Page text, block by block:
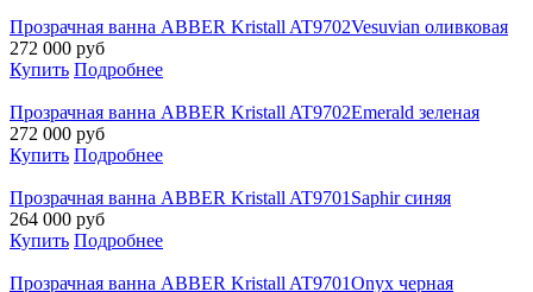
Прозрачная ванна ABBER Kristall AT9702Vesuvian оливковая
272 000 руб
Купить Подробнее
Прозрачная ванна ABBER Kristall AT9702Emerald зеленая
272 000 руб
Купить Подробнее
Прозрачная ванна ABBER Kristall AT9701Saphir синяя
264 000 руб
Купить Подробнее
Прозрачная ванна ABBER Kristall AT9701Onyx черная